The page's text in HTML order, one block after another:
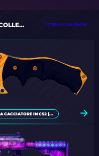
ARTICOLI SUPERIORI CASUALI DALLE COLLEZIONI TUTTE LE COLLEZIONI
LE MIGLIORI SKIN PER IL COLTELLO DA CACCIATORE IN CS2 [2026]